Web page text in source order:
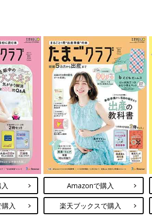
入
Amazonで購入
楽天ブックスで購入